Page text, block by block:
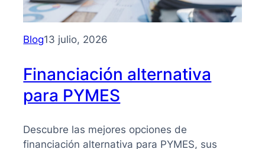
guía
que
necesitas
tomar
mejores
decisiones
Blog13 julio, 2026
Financiación alternativa
para PYMES
Descubre las mejores opciones de
financiación alternativa para PYMES, sus